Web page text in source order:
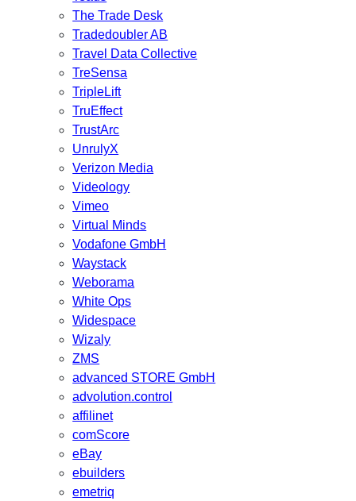
The Trade Desk
Tradedoubler AB
Travel Data Collective
TreSensa
TripleLift
TruEffect
TrustArc
UnrulyX
Verizon Media
Videology
Vimeo
Virtual Minds
Vodafone GmbH
Waystack
Weborama
White Ops
Widespace
Wizaly
ZMS
advanced STORE GmbH
advolution.control
affilinet
comScore
eBay
ebuilders
emetriq